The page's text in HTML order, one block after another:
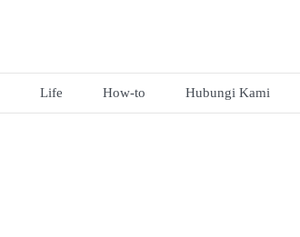
Life How-to Hubungi Kami